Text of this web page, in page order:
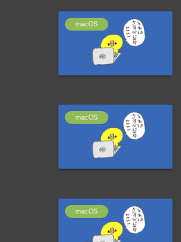
macOS
macOS
macOS